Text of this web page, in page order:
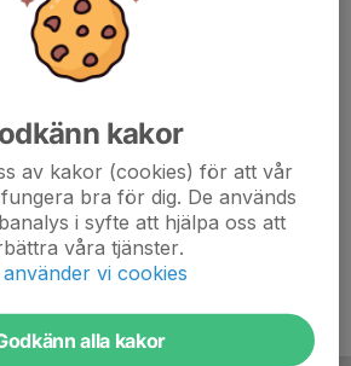
kakor
av kakor (cookies) för att vår
bra för dig. De används
i syfte att hjälpa oss att
våra tjänster.
använder vi cookies
alla kakor